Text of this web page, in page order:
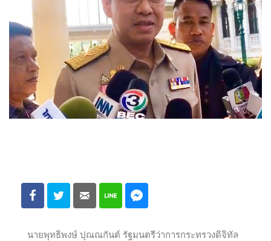
นายพุทธิพงษ์ ปุณณกันต์ รัฐมนตรีว่าการกระทรวงดิจิทัล